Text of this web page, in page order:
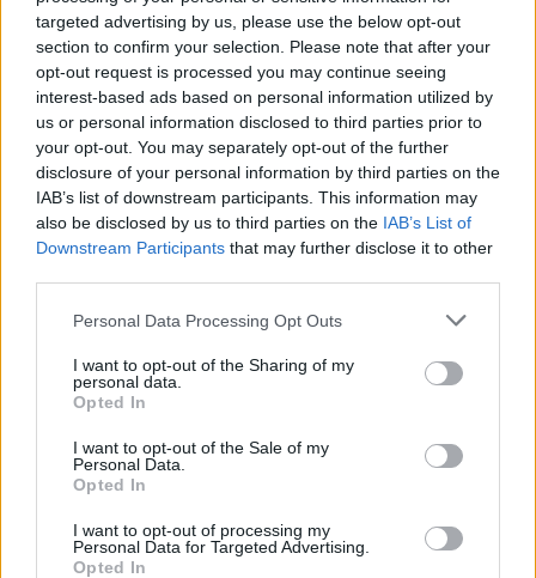
targeted advertising by us, please use the below opt-out
section to confirm your selection. Please note that after your
opt-out request is processed you may continue seeing
interest-based ads based on personal information utilized by
us or personal information disclosed to third parties prior to
your opt-out. You may separately opt-out of the further
disclosure of your personal information by third parties on the
IAB’s list of downstream participants. This information may
also be disclosed by us to third parties on the IAB’s List of
Downstream Participants that may further disclose it to other
Personal Data Processing Opt Outs
I want to opt-out of the Sharing of my
personal data.
Opted In
I want to opt-out of the Sale of my
Personal Data.
Opted In
I want to opt-out of processing my
Personal Data for Targeted Advertising.
Opted In
Robert Beronius
Kultur/Nöje
Punkfestivalen Byskvaller växer – satsar på hela
familjen
Gary Moore-veteran gästar Northbay Rovers i
Norrtälje
”Vad händer på byn?” passerar 50 000 medlemmar
Näringsliv